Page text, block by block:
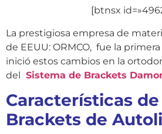
[btnsx
La prestigiosa empresa de
de EEUU: ORMCO, fue la
inició estos cambios en la
del Sistema de Brackets
Características
Brackets de